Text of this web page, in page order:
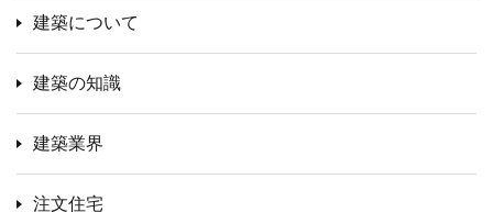
建築について
建築の知識
建築業界
注文住宅